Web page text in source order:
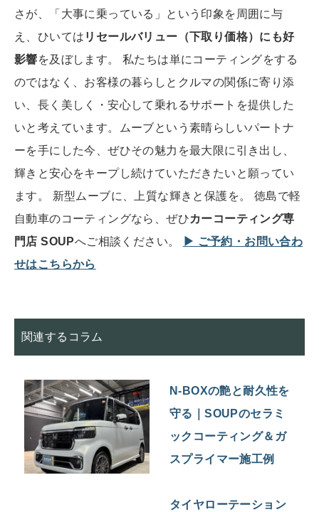
さが、「大事に乗っている」という印象を周囲に与
え、ひいては リセールバリュー（下取り価格）にも好
影響を及ぼします。 私たちは単にコーティングをする
のではなく、お客様の暮らしとクルマの関係に寄り添
い、長く美しく・安心して乗れるサポートを提供した
いと考えています。ムーブという素晴らしいパートナ
ーを手にした今、ぜひその魅力を最大限に引き出し、
輝きと安心をキープし続けていただきたいと願ってい
ます。 新型ムーブに、上質な輝きと保護を。 徳島で軽
自動車のコーティングなら、ぜひカーコーティング専
門店 SOUPへご相談ください。
▶ ご予約・お問い合わ
せはこちらから
関連するコラム
N-BOXの艶と耐久性を
守る｜SOUPのセラミ
ックコーティング＆ガ
スプライマー施工例
タイヤローテーション